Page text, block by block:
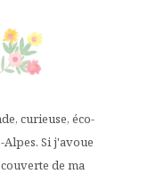
curieuse, éco-
Si j'avoue
de ma